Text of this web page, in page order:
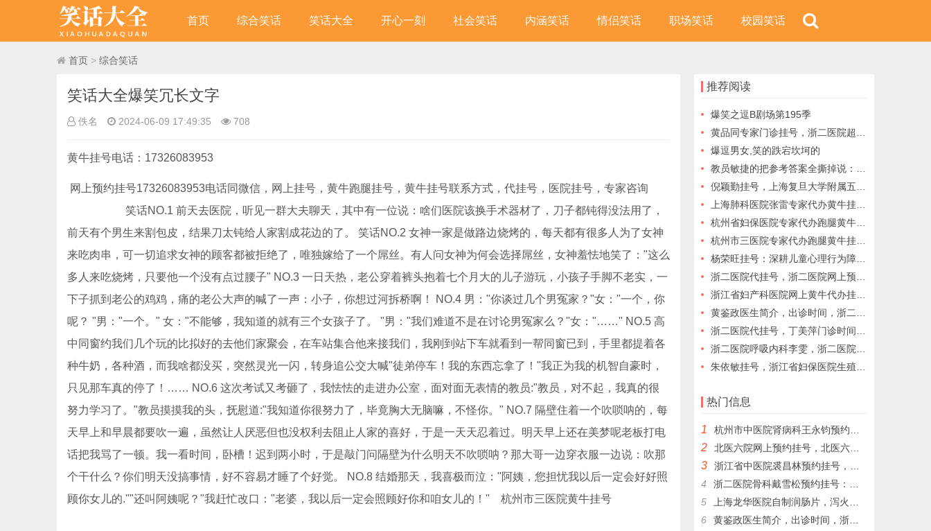
首页 综合笑话 笑话大全 开心一刻 社会笑话 内涵笑话 情侣笑话 职场笑话 校园笑话
首页 > 综合笑话
笑话大全爆笑冗长文字
佚名 2024-06-09 17:49:35 708
黄牛挂号电话：17326083953
网上预约挂号17326083953电话同微信，网上挂号，黄牛跑腿挂号，黄牛挂号联系方式，代挂号，医院挂号，专家咨询
笑话NO.1 前天去医院，听见一群大夫聊天，其中有一位说：啥们医院该换手术器材了，刀子都钝得没法用了，
前天有个男生来割包皮，结果刀太钝给人家割成花边的了。 笑话NO.2 女神一家是做路边烧烤的，每天都有很多人为了女神
来吃肉串，可一切追求女神的顾客都被拒绝了，唯独嫁给了一个屌丝。有人问女神为何会选择屌丝，女神羞怯地笑了："这么
多人来吃烧烤，只要他一个没有点过腰子" NO.3 一日天热，老公穿着裤头抱着七个月大的儿子游玩，小孩子手脚不老实，一
下子抓到老公的鸡鸡，痛的老公大声的喊了一声：小子，你想过河拆桥啊！ NO.4 男："你谈过几个男冤家？"女："一个，你
呢？ "男："一个。" 女："不能够，我知道的就有三个女孩子了。 "男："我们难道不是在讨论男冤家么？"女："……" NO.5 高
中同窗约我们几个玩的比拟好的去他们家聚会，在车站集合他来接我们，我刚到站下车就看到一帮同窗已到，手里都提着各
种牛奶，各种酒，而我啥都没买，突然灵光一闪，转身追公交大喊"徒弟停车！我的东西忘拿了！"我正为我的机智自豪时，
只见那车真的停了！…… NO.6 这次考试又考砸了，我怯怯的走进办公室，面对面无表情的教员:"教员，对不起，我真的很
努力学习了。"教员摸摸我的头，抚慰道:"我知道你很努力了，毕竟胸大无脑嘛，不怪你。" NO.7 隔壁住着一个吹唢呐的，每
天早上和早晨都要吹一遍，虽然让人厌恶但也没权利去阻止人家的喜好，于是一天天忍着过。明天早上还在美梦呢老板打电
话把我骂了一顿。我一看时间，卧槽！迟到两小时，于是敲门问隔壁为什么明天不吹唢呐？那大哥一边穿衣服一边说：吹那
个干什么？你们明天没搞事情，好不容易才睡了个好觉。 NO.8 结婚那天，我喜极而泣："阿姨，您担忧我以后一定会好好照
顾你女儿的.""还叫阿姨呢？"我赶忙改口："老婆，我以后一定会照顾好你和咱女儿的！" 杭州市三医院黄牛挂号
推荐阅读
爆笑之逗B剧场第195季
黄品同专家门诊挂号，浙二医院超声科黄品同网上预约挂号
爆逗男女,笑的跌宕坎坷的
教员敏捷的把参考答案全撕掉说：你看，薄了不少吧
倪颖勤挂号，上海复旦大学附属五官科医院眼科倪颖勤网上预约挂号，上海复旦大学附属眼科倪颖勤
上海肺科医院张雷专家代办黄牛挂号上海肺科医院网上预约挂号
杭州省妇保医院专家代办跑腿黄牛挂号咨询
杭州市三医院专家代办跑腿黄牛挂号咨询
杨荣旺挂号：深耕儿童心理行为障碍诊疗的学术与临床双栖专家从ADHD到孤独症：杨荣旺教授解析儿童心理行为问题的综合干预
浙二医院代挂号，浙二医院网上预约挂号，浙二医院公交路线，科室介绍
浙江省妇产科医院网上黄牛代办挂号跑腿
黄鉴政医生简介，出诊时间，浙二医院代挂号，浙二医院黄鉴政预约挂号
浙二医院代挂号，丁美萍门诊时间咨询，浙二医院丁美萍预约代挂号
浙二医院呼吸内科李雯，浙二医院代挂号，李雯专家门诊，浙二医院李雯预约挂号
朱依敏挂号，浙江省妇保医院生殖内分泌朱依敏网上预约挂号，健康和希望就在眼前，让我们一起迎接新生命的到来！
热门信息
1 杭州市中医院肾病科王永钧预约挂号，王永钧为为更多的患者带来健康和希望。
2 北医六院网上预约挂号，北医六院代挂号，北医六院跑腿代挂号
3
浙江省中医院裘昌林预约挂号，裘昌林挂号预约，裘昌林专家门诊挂号，解决就医难顾虑
4
浙二医院骨科戴雪松预约挂号：戴雪松关节镜技术的领航者，戴雪松；擅长疾病: 骨关节病和运动损伤
5
上海龙华医院自制润肠片，泻火通便，用于湿热內盛，便秘腹胀，习惯性便秘
6
黄鉴政医生简介，出诊时间，浙二医院代挂号，浙二医院黄鉴政预约挂号